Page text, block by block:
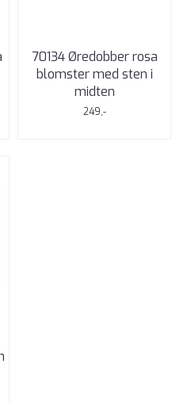
70134 Øredobber rosa
blomster med sten i
midten
249,-